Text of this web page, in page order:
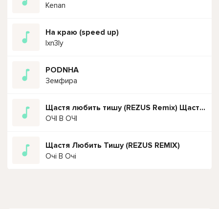
Kenan
На краю (speed up)
lxn3ly
PODNHA
Земфира
Щастя любить тишу (REZUS Remix) Щастя любить тишу в Відні і в Парижі
ОЧІ В ОЧІ
Щастя Любить Тишу (REZUS REMIX)
Очі В Очі